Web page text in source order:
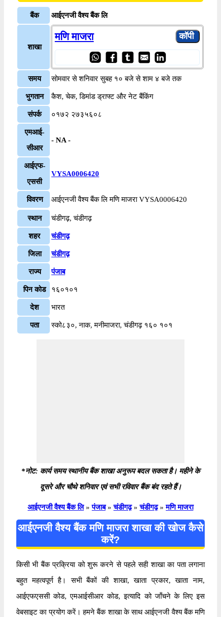
बैंक आईएनजी वैश्य बैंक लि
शाखा
मणि माजरा
समय सोमवार से शनिवार सुबह १० बजे से शाम ४ बजे तक
भुगतान कैश, चेक, डिमांड ड्राफ्ट और नेट बैंकिंग
संपर्क ०१७२ २७३५६०८
एमआई-
सीआर
- NA -
आईएफ-
एससी
VYSA0006420
विवरण आईएनजी वैश्य बैंक लि मणि माजरा VYSA0006420
स्थान चंडीगढ़, चंडीगढ़
शहर चंडीगढ़
जिला चंडीगढ़
राज्य पंजाब
पिन कोड १६०१०१
देश भारत
पता स्को८३०, नाक, मनीमाजरा, चंडीगढ़ १६० १०१
*नोट: कार्य समय स्थानीय बैंक शाखा अनुरूप बदल सकता है। महीने के
दूसरे और चौथे शनिवार एवं सभी रविवार बैंक बंद रहते हैं।
आईएनजी वैश्य बैंक लि » पंजाब » चंडीगढ़ » चंडीगढ़ » मणि माजरा
आईएनजी वैश्य बैंक मणि माजरा शाखा की खोज कैसे
करें?
किसी भी बैंक प्रक्रिया को शुरू करने से पहले सही शाखा का पता लगाना
बहुत महत्वपूर्ण है। सभी बैंकों की शाखा, खाता प्रकार, खाता नाम,
आईएफएससी कोड, एमआईसीआर कोड, इत्यादि को जाँचने के लिए इस
वेबसाइट का प्रयोग करें। हमने बैंक शाखा के साथ आईएनजी वैश्य बैंक मणि